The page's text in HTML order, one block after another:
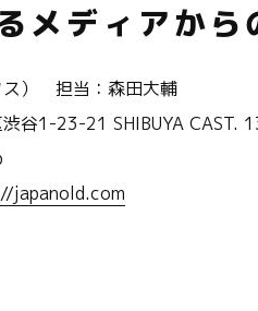
メディアか
ス） 担当：森田大輔
谷1-23-21 SHIBUYA CAST.
japanold.com